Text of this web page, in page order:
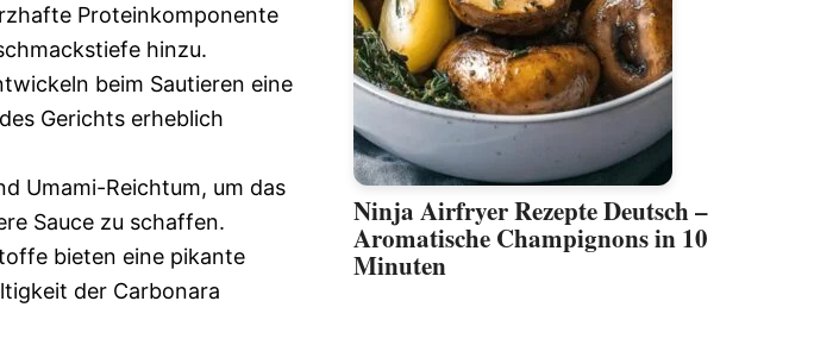
Proteinkomponente
hinzu.
beim Sautieren eine
Gerichts erheblich
Umami-Reichtum, um das
Sauce zu schaffen.
bieten eine pikante
der Carbonara
Ninja Airfryer Rezepte Deutsch –
Aromatische Champignons in 10
Minuten